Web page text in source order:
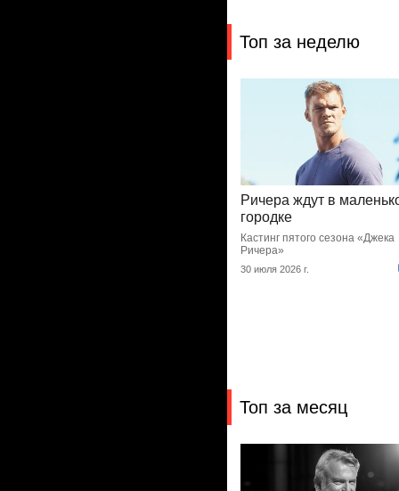
Топ за неделю
Ричера ждут в
городке
Кастинг пятого сезона «Джека
Ричера»
30 июля 2026 г.
Топ за месяц